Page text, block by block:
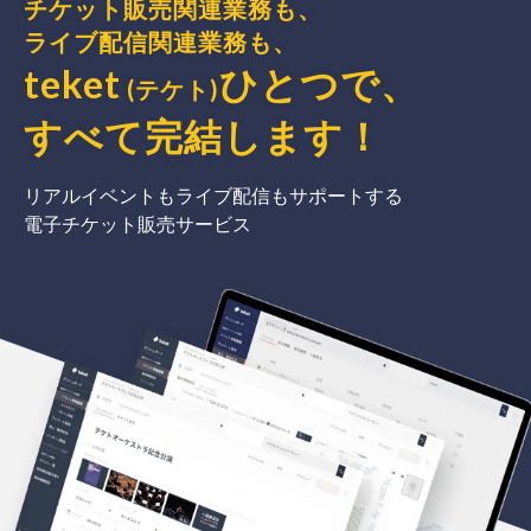
チケット販売関連業務も、
ライブ配信関連業務も、
teket (テケト)ひとつで、
すべて完結 します ！
リアルイベントもライブ配信もサポートする
電子チケット販売サービス